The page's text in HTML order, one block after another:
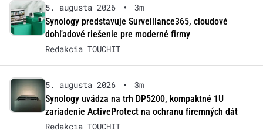
5. augusta 2026 •
3m
Synology predstavuje Surveillance365, cloudové
dohľadové riešenie pre moderné firmy
Redakcia TOUCHIT
5. augusta 2026 •
3m
Synology uvádza na trh DP5200, kompaktné 1U
zariadenie ActiveProtect na ochranu firemných dát
Redakcia TOUCHIT